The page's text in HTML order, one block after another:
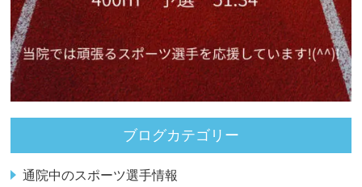
ブログカテゴリー
通院中のスポーツ選手情報